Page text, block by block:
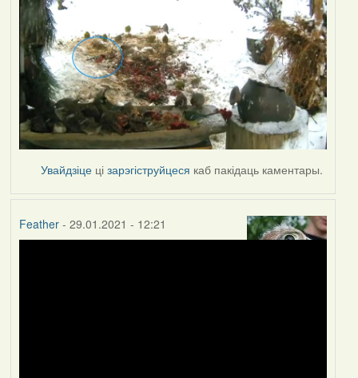
Увайдзіце цізарэгіструйцеся каб пакідаць каментары.
Feather- 29.01.2021 - 12:21